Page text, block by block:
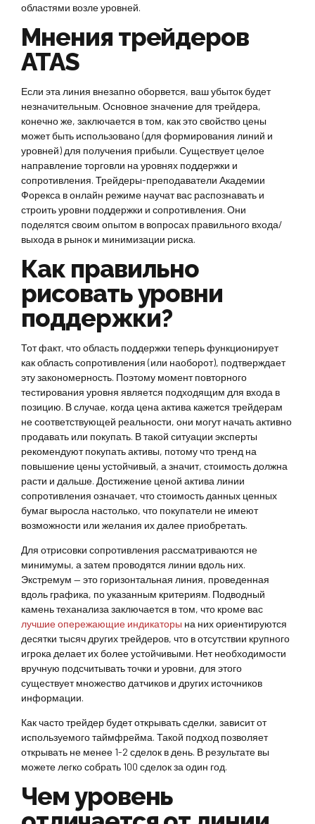
областями возле уровней.
Мнения трейдеров
ATAS
Если эта линия внезапно оборвется, ваш убыток будет
незначительным. Основное значение для трейдера,
конечно же, заключается в том, как это свойство цены
может быть использовано (для формирования линий и
уровней) для получения прибыли. Существует целое
направление торговли на уровнях поддержки и
сопротивления. Трейдеры-преподаватели Академии
Форекса в онлайн режиме научат вас распознавать и
строить уровни поддержки и сопротивления. Они
поделятся своим опытом в вопросах правильного входа/
выхода в рынок и минимизации риска.
Как правильно
рисовать уровни
поддержки?
Тот факт, что область поддержки теперь функционирует
как область сопротивления (или наоборот), подтверждает
эту закономерность. Поэтому момент повторного
тестирования уровня является подходящим для входа в
позицию. В случае, когда цена актива кажется трейдерам
не соответствующей реальности, они могут начать активно
продавать или покупать. В такой ситуации эксперты
рекомендуют покупать активы, потому что тренд на
повышение цены устойчивый, а значит, стоимость должна
расти и дальше. Достижение ценой актива линии
сопротивления означает, что стоимость данных ценных
бумаг выросла настолько, что покупатели не имеют
возможности или желания их далее приобретать.
Для отрисовки сопротивления рассматриваются не
минимумы, а затем проводятся линии вдоль них.
Экстремум — это горизонтальная линия, проведенная
вдоль графика, по указанным критериям. Подводный
камень теханализа заключается в том, что кроме вас
лучшие опережающие индикаторы на них ориентируются
десятки тысяч других трейдеров, что в отсутствии крупного
игрока делает их более устойчивыми. Нет необходимости
вручную подсчитывать точки и уровни, для этого
существует множество датчиков и других источников
информации.
Как часто трейдер будет открывать сделки, зависит от
используемого таймфрейма. Такой подход позволяет
открывать не менее 1-2 сделок в день. В результате вы
можете легко собрать 100 сделок за один год.
Чем уровень